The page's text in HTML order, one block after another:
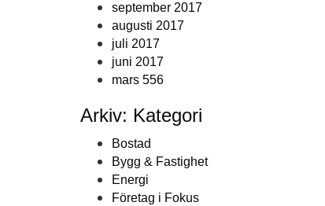
september 2017
augusti 2017
juli 2017
juni 2017
mars 556
Arkiv: Kategori
Bostad
Bygg & Fastighet
Energi
Företag i Fokus